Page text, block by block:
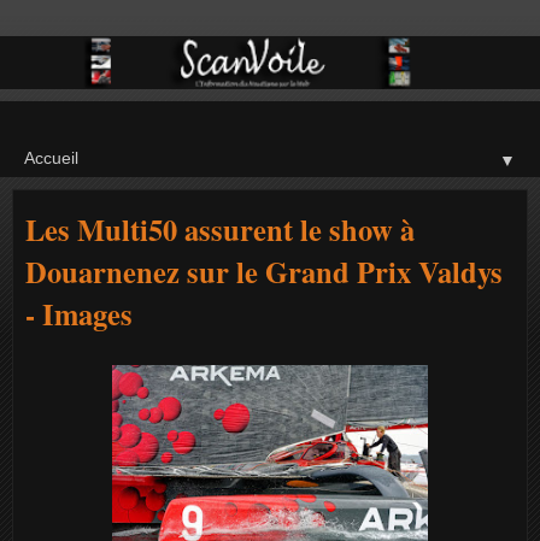
▼
Les Multi50 assurent le show à
Douarnenez sur le Grand Prix Valdys
- Images